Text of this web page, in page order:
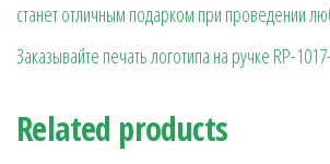
станет отличным подарком при проведении
Заказывайте печать логотипа на ручке RP-
Related products